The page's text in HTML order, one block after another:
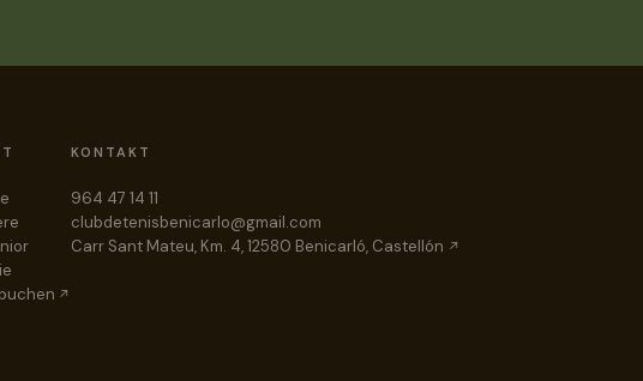
KONTAKT
964 47 14 11
clubdetenisbenicarlo@gmail.com
Carr Sant Mateu, Km. 4, 12580 Benicarló, Castellón